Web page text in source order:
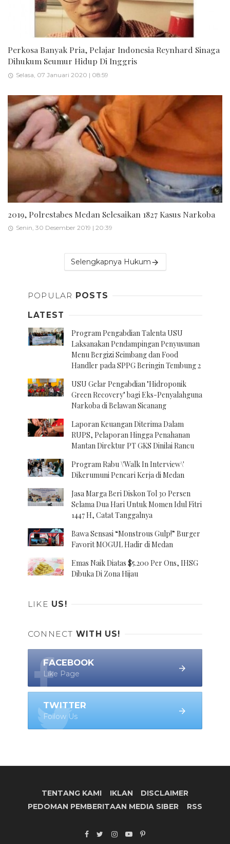
Perkosa Banyak Pria, Pelajar Indonesia Reynhard Sinaga
Dihukum Seumur Hidup Di Inggris
Selasa, 07 Januari 2020 | 08:59
2019, Polrestabes Medan Selesaikan 1827 Kasus Narkoba
Senin, 30 Desember 2019 | 20:39
Selengkapnya Hukum
POPULAR POSTS
LATEST
Program Pengabdian Talenta USU
Laksanakan Pendampingan Penyusunan
Menu Bergizi Seimbang dan Food
Handler pada SPPG Beringin Tembung 2
USU Gelar Pengabdian "Hidroponik
Green Recovery" bagi Eks-Penyalahguna
Narkoba di Belawan Sicanang
Laporan Keuangan Diterima Dalam
RUPS, Pelaporan Hingga Penahanan
Mantan Direktur PT GKS Dinilai Rancu
Program Rabu \'Walk In Interview\'
Dikerumuni Pencari Kerja di Medan
Jasa Marga Beri Diskon Tol 30 Persen
Selama Dua Hari Untuk Momen Idul Fitri
1447 H, Catat Tanggalnya
Bawa Sensasi “Monstrous Gulp!” Burger
Favorit MOGUL Hadir di Medan
Emas Naik Diatas $5.200 Per Ons, IHSG
Dibuka Di Zona Hijau
LIKE US!
CONNECT WITH US!
FACEBOOK
Like Page
TWITTER
Follow Us
TENTANG KAMI IKLAN
DISCLAIMER
PEDOMAN PEMBERITAAN MEDIA SIBER
RSS